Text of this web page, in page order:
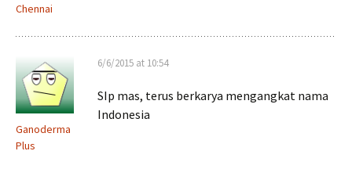
Chennai
Ganoderma
Plus
6/6/2015 at 10:54
SIp mas, terus berkarya mengangkat nama
Indonesia